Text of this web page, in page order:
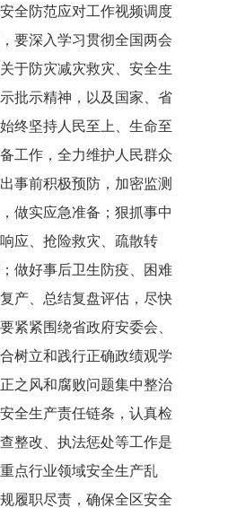
全防范应对工作视频调度
要深入学习贯彻全国两会
于防灾减灾救灾、安全生
批示精神，以及国家、省
终坚持人民至上、生命至
工作，全力维护人民群众
事前积极预防 ，加密监测
做实应急准备；狠抓事中
应、抢险救灾、疏散转
做好事后卫生防疫、困难
产、总结复盘评估，尽快
紧紧围绕省政府安委会、
树立和践行正确政绩观学
之风和腐败问题集中整治
全生产责任链条， 认真检
整改、执法惩处等工作是
点行业领域安全生产乱
履职尽责， 确保全区安全